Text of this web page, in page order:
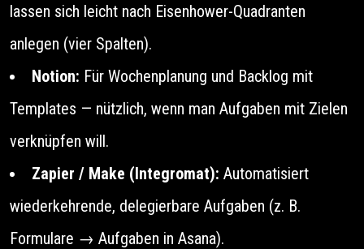
lassen sich leicht nach Eisenhower-Quadranten
anlegen (vier Spalten).
Notion: Für Wochenplanung und Backlog mit
Templates — nützlich, wenn man Aufgaben mit Zielen
verknüpfen will.
Zapier / Make (Integromat): Automatisiert
wiederkehrende, delegierbare Aufgaben (z. B.
Formulare → Aufgaben in Asana).